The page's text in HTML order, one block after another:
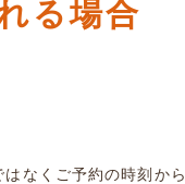
る場合
なくご予約の時刻か